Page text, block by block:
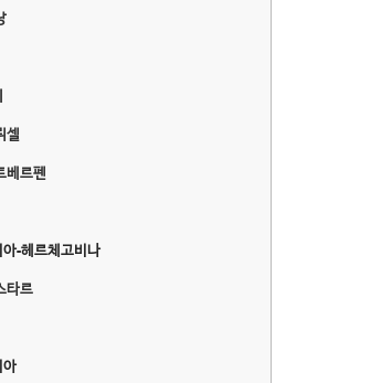
셀
베르펜
-헤르체고비나
타르
아